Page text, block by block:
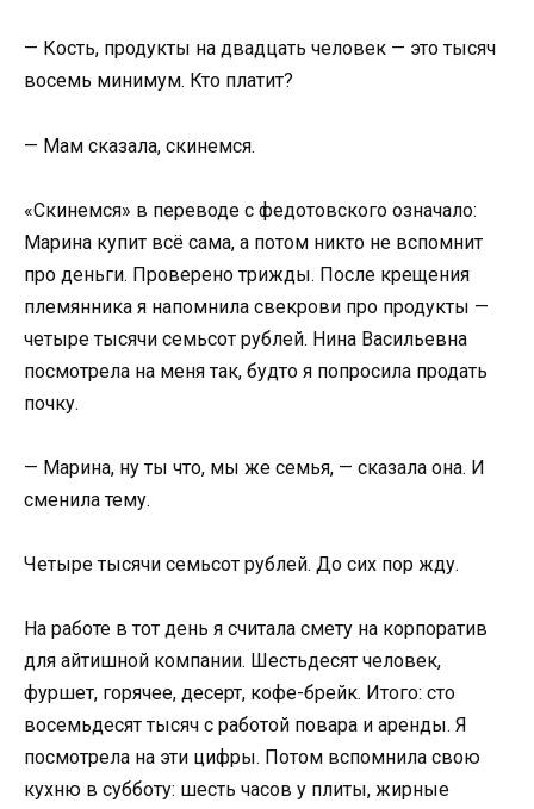
— Кость, продукты на двадцать человек — это тысяч
восемь минимум. Кто платит?
— Мам сказала, скинемся.
«Скинемся» в переводе с федотовского означало:
Марина купит всё сама, а потом никто не вспомнит
про деньги. Проверено трижды. После крещения
племянника я напомнила свекрови про продукты —
четыре тысячи семьсот рублей. Нина Васильевна
посмотрела на меня так, будто я попросила продать
почку.
— Марина, ну ты что, мы же семья, — сказала она. И
сменила тему.
Четыре тысячи семьсот рублей. До сих пор жду.
На работе в тот день я считала смету на корпоратив
для айтишной компании. Шестьдесят человек,
фуршет, горячее, десерт, кофе-брейк. Итого: сто
восемьдесят тысяч с работой повара и аренды. Я
посмотрела на эти цифры. Потом вспомнила свою
кухню в субботу: шесть часов у плиты, жирные